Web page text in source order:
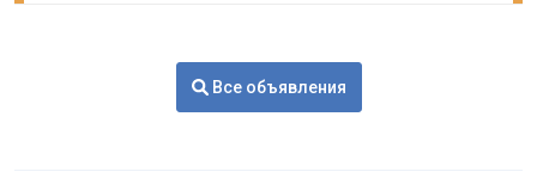
Все объявления